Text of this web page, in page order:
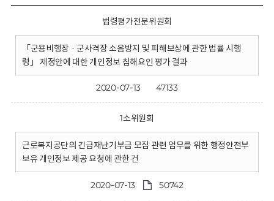
법령평가전문위원회
「군용비행장 · 군사격장 소음방지 및 피해보상에 관한 법률 시행
령」 제정안에 대한 개인정보 침해요인 평가 결과
2020-07-13 47133
1소위원회
근로복지공단의 긴급재난기부금 모집 관련 업무를 위한 행정안전부
보유 개인정보 제공 요청에 관한 건
2020-07-13 50742